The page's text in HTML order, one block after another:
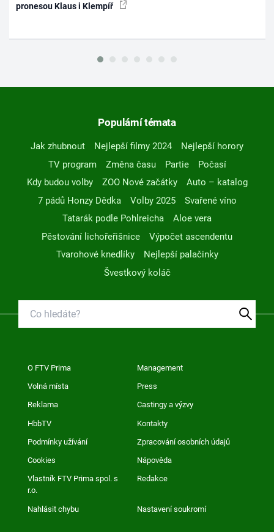
pronesou Klaus i Klempíř
Populární témata
Jak zhubnout Nejlepší filmy 2024
Nejlepší horory
TV program
Změna času Partie
Počasí
Kdy budou volby
ZOO Nové začátky
Auto – katalog
7 pádů Honzy Dědka
Volby 2025
Svařené víno
Tatarák podle Pohlreicha
Aloe vera
Pěstování lichořeřišnice
Výpočet ascendentu
Tvarohové knedlíky
Nejlepší palačinky
Švestkový koláč
O FTV Prima Management
Volná místa Press
Reklama Castingy a výzvy
HbbTV Kontakty
Podmínky užívání Zpracování osobních údajů
Cookies Nápověda
Vlastník FTV Prima spol. s
r.o.
Redakce
Nahlásit chybu Nastavení soukromí